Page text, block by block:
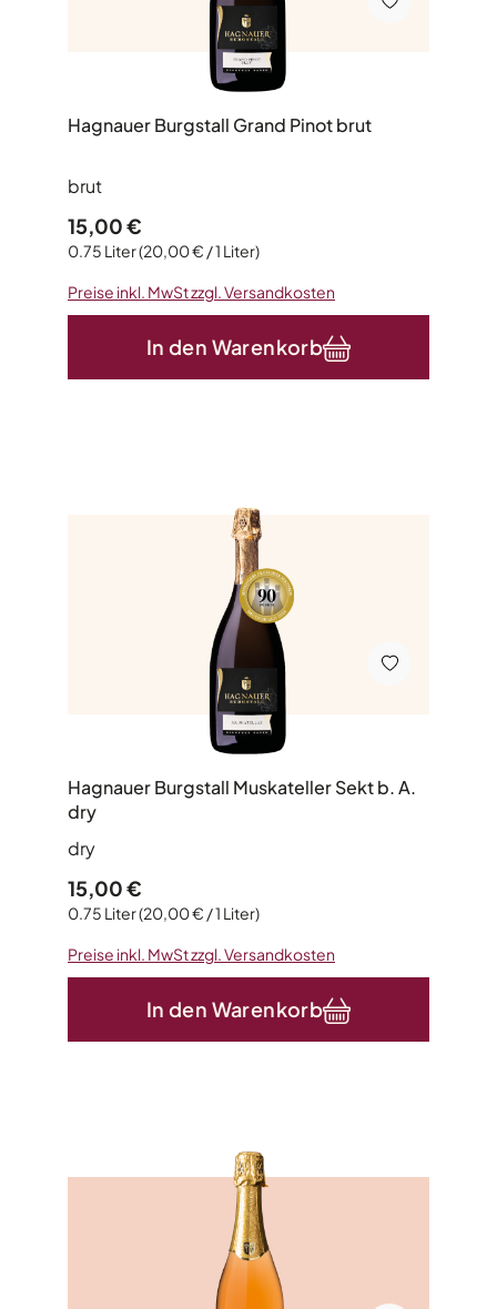
Hagnauer Burgstall Grand Pinot brut
brut
0.75 Liter(20,00 € / 1 Liter)
Regulärer Preis:
15,00 €
Preise inkl. MwSt zzgl. Versandkosten
In den Warenkorb
Hagnauer Burgstall Muskateller Sekt b. A.
dry
dry
0.75 Liter(20,00 € / 1 Liter)
Regulärer Preis:
15,00 €
Preise inkl. MwSt zzgl. Versandkosten
In den Warenkorb